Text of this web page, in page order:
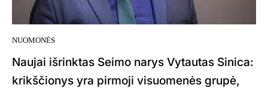
NUOMONĖS
Naujai išrinktas Seimo narys Vytautas Sinica:
krikščionys yra pirmoji visuomenės grupė,